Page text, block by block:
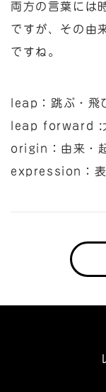
両方の言葉には
ですが、その由
ですね。
leap：跳ぶ・飛
leap forward :
origin：由来・
expression：